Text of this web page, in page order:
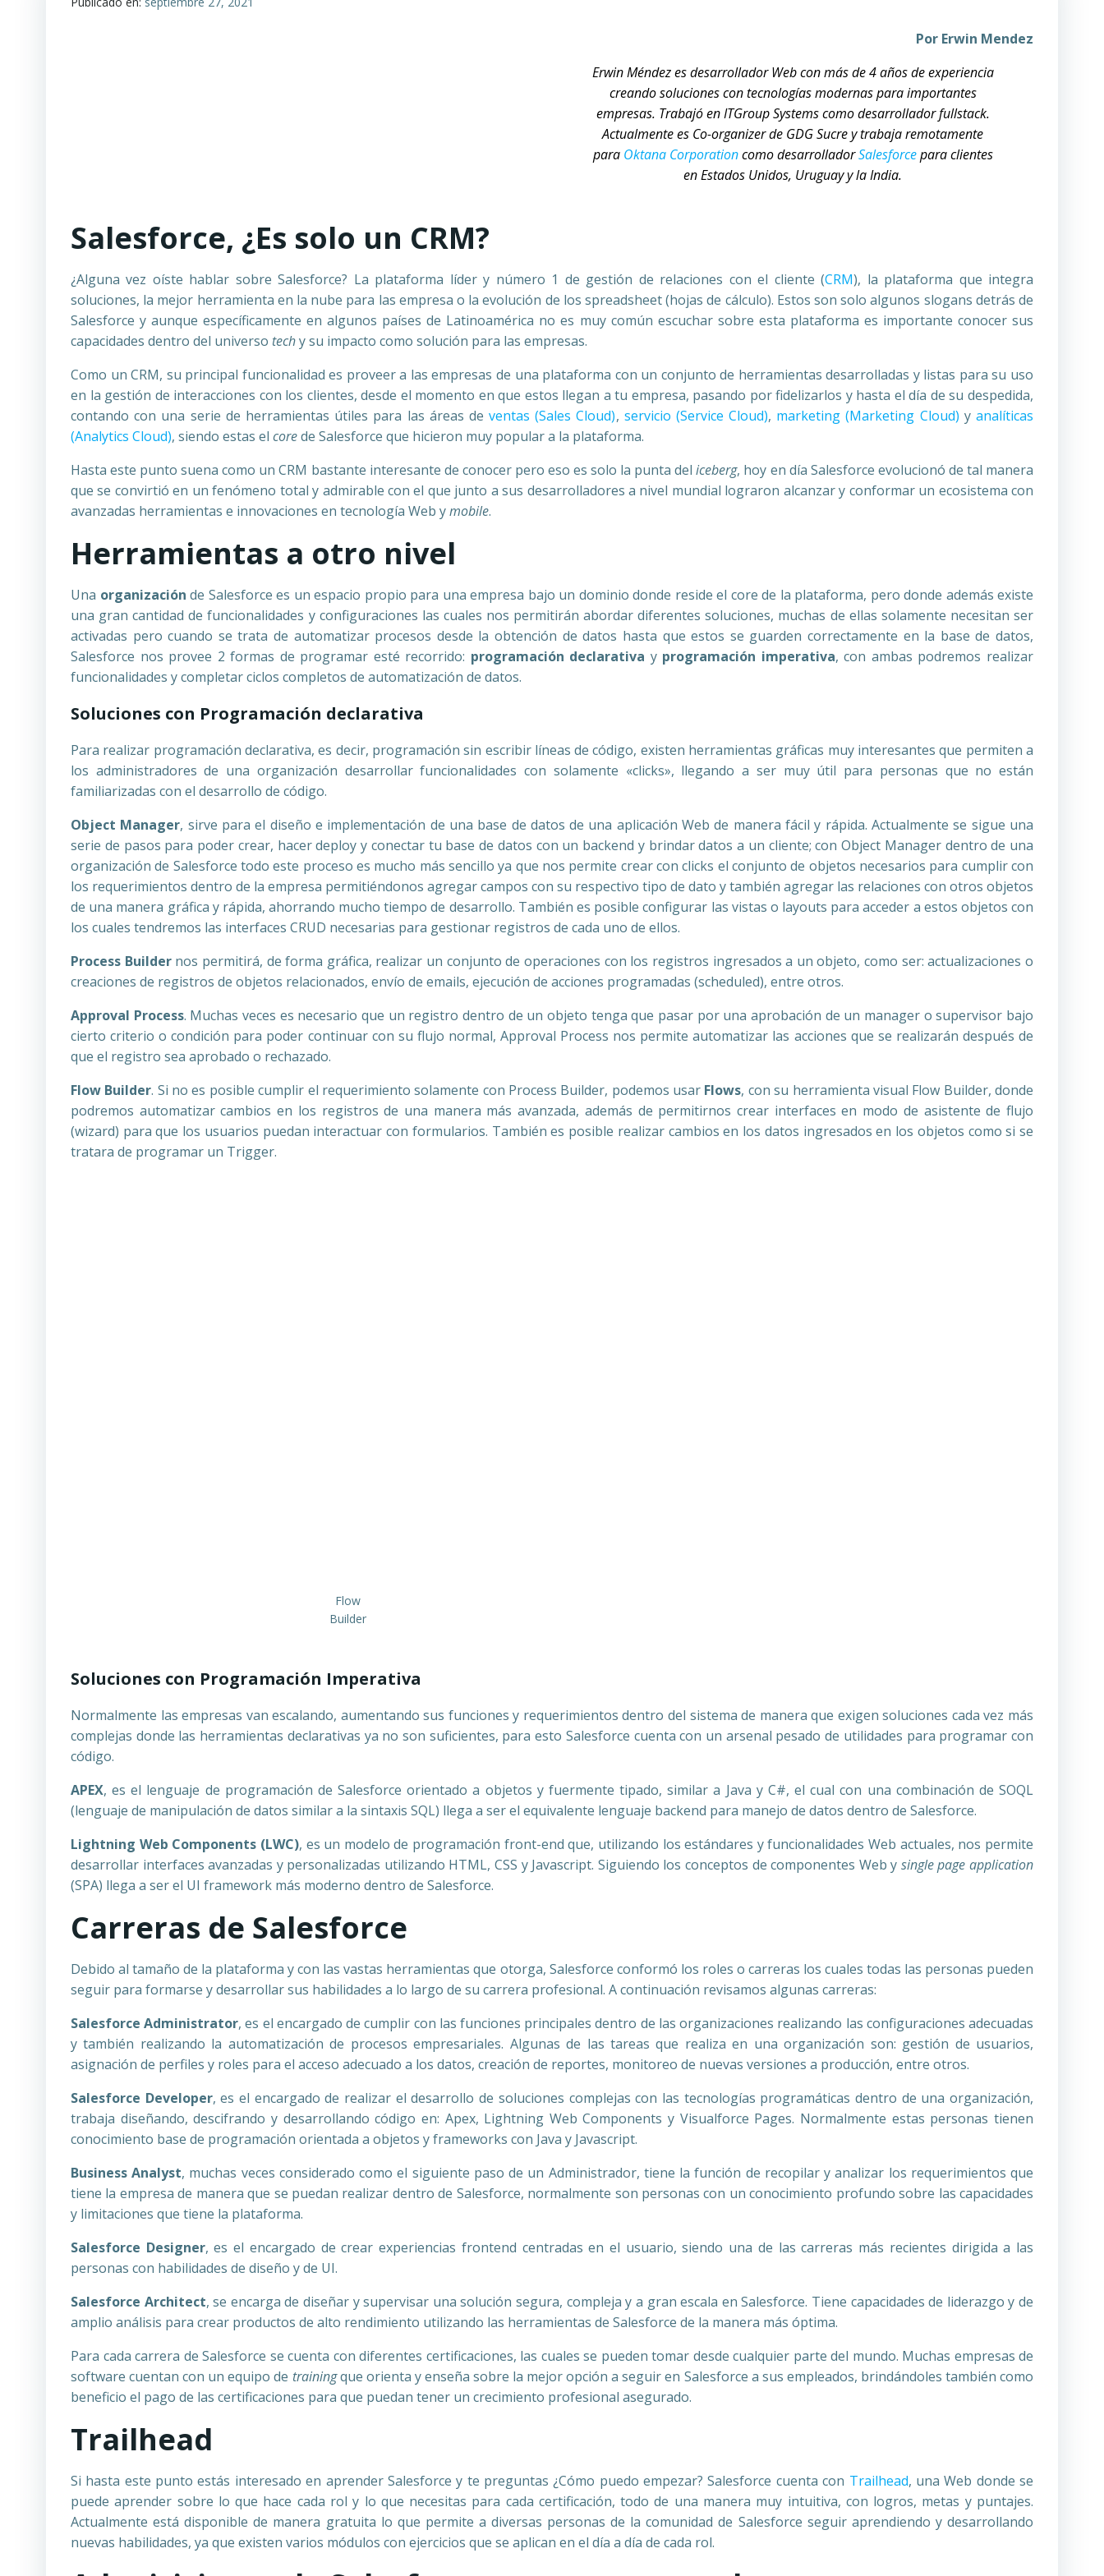
Por Erwin Mendez
Erwin Méndez es desarrollador Web con más de 4 años de experiencia
creando soluciones con tecnologías modernas para importantes
empresas. Trabajó en ITGroup Systems como desarrollador fullstack.
Actualmente es Co-organizer de GDG Sucre y trabaja remotamente
para Oktana Corporationcomo desarrolladorSalesforcepara clientes
en Estados Unidos, Uruguay y la India.
Salesforce, ¿Es solo un CRM?
¿Alguna vez oíste hablar sobre Salesforce? La plataforma líder y número 1 de gestión de relaciones con el cliente (CRM), la plataforma que integra
soluciones, la mejor herramienta en la nube para las empresa o la evolución de los spreadsheet (hojas de cálculo). Estos son solo algunos slogans detrás de
Salesforce y aunque específicamente en algunos países de Latinoamérica no es muy común escuchar sobre esta plataforma es importante conocer sus
capacidades dentro del universo techy su impacto como solución para las empresas.
Como un CRM, su principal funcionalidad es proveer a las empresas de una plataforma con un conjunto de herramientas desarrolladas y listas para su uso
en la gestión de interacciones con los clientes, desde el momento en que estos llegan a tu empresa, pasando por fidelizarlos y hasta el día de su despedida,
contando con una serie de herramientas útiles para las áreas deventas (Sales Cloud), servicio (Service Cloud), marketing (Marketing Cloud) yanalíticas
(Analytics Cloud), siendo estas el corede Salesforce que hicieron muy popular a la plataforma.
Hasta este punto suena como un CRM bastante interesante de conocer pero eso es solo la punta deliceberg, hoy en día Salesforce evolucionó de tal manera
que se convirtió en un fenómeno total y admirable con el que junto a sus desarrolladores a nivel mundial lograron alcanzar y conformar un ecosistema con
avanzadas herramientas e innovaciones en tecnología Web ymobile.
Herramientas a otro nivel
Una organización de Salesforce es un espacio propio para una empresa bajo un dominio donde reside el core de la plataforma, pero donde además existe
una gran cantidad de funcionalidades y configuraciones las cuales nos permitirán abordar diferentes soluciones, muchas de ellas solamente necesitan ser
activadas pero cuando se trata de automatizar procesos desde la obtención de datos hasta que estos se guarden correctamente en la base de datos,
Salesforce nos provee 2 formas de programar esté recorrido: programación declarativa y programación imperativa, con ambas podremos realizar
funcionalidades y completar ciclos completos de automatización de datos.
Soluciones con Programación declarativa
Para realizar programación declarativa, es decir, programación sin escribir líneas de código, existen herramientas gráficas muy interesantes que permiten a
los administradores de una organización desarrollar funcionalidades con solamente «clicks», llegando a ser muy útil para personas que no están
familiarizadas con el desarrollo de código.
Object Manager, sirve para el diseño e implementación de una base de datos de una aplicación Web de manera fácil y rápida. Actualmente se sigue una
serie de pasos para poder crear, hacer deploy y conectar tu base de datos con un backend y brindar datos a un cliente; con Object Manager dentro de una
organización de Salesforce todo este proceso es mucho más sencillo ya que nos permite crear con clicks el conjunto de objetos necesarios para cumplir con
los requerimientos dentro de la empresa permitiéndonos agregar campos con su respectivo tipo de dato y también agregar las relaciones con otros objetos
de una manera gráfica y rápida, ahorrando mucho tiempo de desarrollo. También es posible configurar las vistas o layouts para acceder a estos objetos con
los cuales tendremos las interfaces CRUD necesarias para gestionar registros de cada uno de ellos.
Process Buildernos permitirá, de forma gráfica, realizar un conjunto de operaciones con los registros ingresados a un objeto, como ser: actualizaciones o
creaciones de registros de objetos relacionados, envío de emails, ejecución de acciones programadas (scheduled), entre otros.
Approval Process. Muchas veces es necesario que un registro dentro de un objeto tenga que pasar por una aprobación de un manager o supervisor bajo
cierto criterio o condición para poder continuar con su flujo normal, Approval Process nos permite automatizar las acciones que se realizarán después de
que el registro sea aprobado o rechazado.
Flow Builder. Si no es posible cumplir el requerimiento solamente con Process Builder, podemos usar Flows, con su herramienta visual Flow Builder, donde
podremos automatizar cambios en los registros de una manera más avanzada, además de permitirnos crear interfaces en modo de asistente de flujo
(wizard) para que los usuarios puedan interactuar con formularios. También es posible realizar cambios en los datos ingresados en los objetos como si se
tratara de programar un Trigger.
Flow
Builder
Soluciones con Programación Imperativa
Normalmente las empresas van escalando, aumentando sus funciones y requerimientos dentro del sistema de manera que exigen soluciones cada vez más
complejas donde las herramientas declarativas ya no son suficientes, para esto Salesforce cuenta con un arsenal pesado de utilidades para programar con
código.
APEX, es el lenguaje de programación de Salesforce orientado a objetos y fuermente tipado, similar a Java y C#, el cual con una combinación de SOQL
(lenguaje de manipulación de datos similar a la sintaxis SQL) llega a ser el equivalente lenguaje backend para manejo de datos dentro de Salesforce.
Lightning Web Components (LWC), es un modelo de programación front-end que, utilizando los estándares y funcionalidades Web actuales, nos permite
desarrollar interfaces avanzadas y personalizadas utilizando HTML, CSS y Javascript. Siguiendo los conceptos de componentes Web y single page application
(SPA) llega a ser el UI framework más moderno dentro de Salesforce.
Carreras de Salesforce
Debido al tamaño de la plataforma y con las vastas herramientas que otorga, Salesforce conformó los roles o carreras los cuales todas las personas pueden
seguir para formarse y desarrollar sus habilidades a lo largo de su carrera profesional. A continuación revisamos algunas carreras:
Salesforce Administrator, es el encargado de cumplir con las funciones principales dentro de las organizaciones realizando las configuraciones adecuadas
y también realizando la automatización de procesos empresariales. Algunas de las tareas que realiza en una organización son: gestión de usuarios,
asignación de perfiles y roles para el acceso adecuado a los datos, creación de reportes, monitoreo de nuevas versiones a producción, entre otros.
Salesforce Developer, es el encargado de realizar el desarrollo de soluciones complejas con las tecnologías programáticas dentro de una organización,
trabaja diseñando, descifrando y desarrollando código en: Apex, Lightning Web Components y Visualforce Pages. Normalmente estas personas tienen
conocimiento base de programación orientada a objetos y frameworks con Java y Javascript.
Business Analyst, muchas veces considerado como el siguiente paso de un Administrador, tiene la función de recopilar y analizar los requerimientos que
tiene la empresa de manera que se puedan realizar dentro de Salesforce, normalmente son personas con un conocimiento profundo sobre las capacidades
y limitaciones que tiene la plataforma.
Salesforce Designer, es el encargado de crear experiencias frontend centradas en el usuario, siendo una de las carreras más recientes dirigida a las
personas con habilidades de diseño y de UI.
Salesforce Architect, se encarga de diseñar y supervisar una solución segura, compleja y a gran escala en Salesforce. Tiene capacidades de liderazgo y de
amplio análisis para crear productos de alto rendimiento utilizando las herramientas de Salesforce de la manera más óptima.
Para cada carrera de Salesforce se cuenta con diferentes certificaciones, las cuales se pueden tomar desde cualquier parte del mundo. Muchas empresas de
software cuentan con un equipo de trainingque orienta y enseña sobre la mejor opción a seguir en Salesforce a sus empleados, brindándoles también como
beneficio el pago de las certificaciones para que puedan tener un crecimiento profesional asegurado.
Trailhead
Si hasta este punto estás interesado en aprender Salesforce y te preguntas ¿Cómo puedo empezar? Salesforce cuenta con Trailhead, una Web donde se
puede aprender sobre lo que hace cada rol y lo que necesitas para cada certificación, todo de una manera muy intuitiva, con logros, metas y puntajes.
Actualmente está disponible de manera gratuita lo que permite a diversas personas de la comunidad de Salesforce seguir aprendiendo y desarrollando
nuevas habilidades, ya que existen varios módulos con ejercicios que se aplican en el día a día de cada rol.